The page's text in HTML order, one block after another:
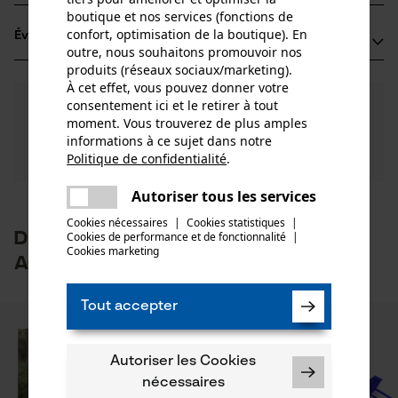
Nombre de pièces
Type de fermeture
Languette
industrie du bâtiment, sylviculture, jardinage et
Articles pour toute l'année
Composition du matériau
Polyéthylène (PE)
Pflanzenschutz Lupfer
Breitebene 13
77716 Hofstetten, Allemagne
E-mail: Erich.Lupfer@gmx.de
Site web: -
Tél.: + 49 783 26 52 3
Si vous avez des questions ou des problèmes avec le
produit ou si vous constatez des défauts, n'hésitez
pas à nous contacter par téléphone au 044 283 6116
ou par e-mail à info-ch@kox.eu.
Évaluations
(1) Recommander ce produit
Filtrer par nombre détoiles
2 3 4 5
Bon produit qui est cependant mal adaptÃ© au
Des questions ?
Nos experts sont à votre disposition !
Poser une
question
D'autres clients ont également
acheté
boutique et nos services (fonctions de
confort, optimisation de la boutique). En
outre, nous souhaitons promouvoir nos
produits (réseaux sociaux/marketing).
À cet effet, vous pouvez donner votre
consentement ici et le retirer à tout
moment. Vous trouverez de plus amples
informations à ce sujet dans notre
Politique de confidentialité.
Autoriser tous les services
Cookies nécessaires | Cookies statistiques |
Cookies de performance et de fonctionnalité |
Cookies marketing
Tout accepter
Autoriser les Cookies
nécessaires
Une erreur s'est produite. Veuillez
essayer encore.
partager
partager
mail